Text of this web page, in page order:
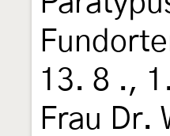
13. 8 .,
Frau Dr.